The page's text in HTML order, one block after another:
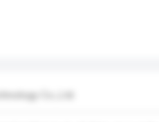
Co.,Ltd.